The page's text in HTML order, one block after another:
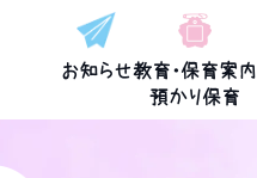
お知らせ教育・保育案内
預かり保育